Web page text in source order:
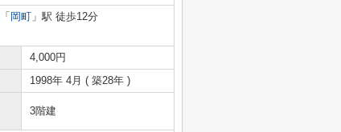
「 岡町 」駅 徒歩12分
4,000円
1998年 4月 ( 築28年 )
3階建